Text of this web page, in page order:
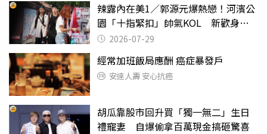
辣露內在美1／郭源元爆熱戀！河濱公
園「十指緊扣」帥氣KOL 新歡身份
曝光2026-07-29
經常加班飯局應酬 癌症暴發戶
安達人壽 安心抗癌
胡瓜靠股市回升買「獨一無二」生日
禮寵妻 自爆偷拿百萬現金搞砸驚喜